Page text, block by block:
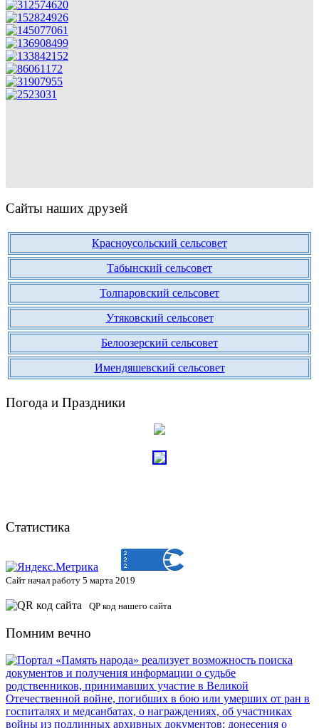
Сайты наших друзей
Красноусольский сельсовет
Табынский сельсовет
Толпаровский сельсовет
Утяковский сельсовет
Белоозерский сельсовет
Имендяшевский сельсовет
Погода и Праздники
Статистика
Сайт начал работу 5 марта 2019
QP код нашего сайта
Помним вечно